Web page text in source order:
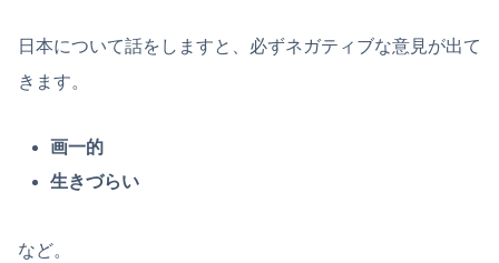
日本について話をしますと、必ずネガティブな意見が出て
きます。
画一的
生きづらい
など。